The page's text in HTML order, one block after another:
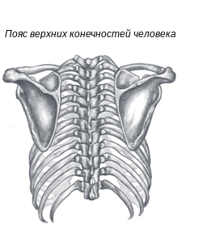
Пояс верхних конечностей человека